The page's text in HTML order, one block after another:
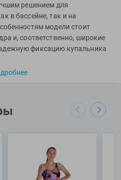
решением для
в бассейне, так и на
модели стоит
и, соответственно, широкие
фиксацию купальника
выполнена данная модель,
Именно за счет
материал ECOLAST
Также материал устойчив к
крема, масел, пота и